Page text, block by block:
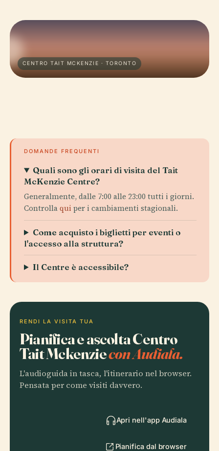
CENTRO TAIT MCKENZIE · TORONTO
DOMANDE FREQUENTI
Quali sono gli orari di visita del Tait
McKenzie Centre?
Generalmente, dalle 7:00 alle 23:00 tutti i giorni.
Controllaqui per i cambiamenti stagionali.
Come acquisto i biglietti per eventi o
l'accesso alla struttura?
Il Centre è accessibile?
RENDI LA VISITA TUA
Pianifica e ascolta Centro
Tait Mckenziecon Audiala.
L'audioguida in tasca, l'itinerario nel browser.
Pensata per come visiti davvero.
Apri nell'app Audiala
Pianifica dal browser